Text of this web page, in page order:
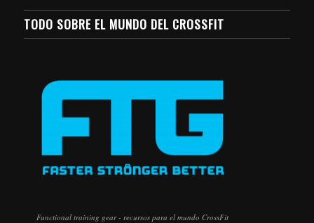
TODO SOBRE EL MUNDO DEL CROSSFIT
Functional training gear - recursos para el mundo CrossFit